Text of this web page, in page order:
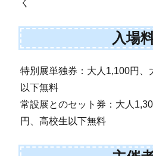
く
入場
特別展単独券：大人1,100円、
以下無料
常設展とのセット券：大人
円、高校生以下無料